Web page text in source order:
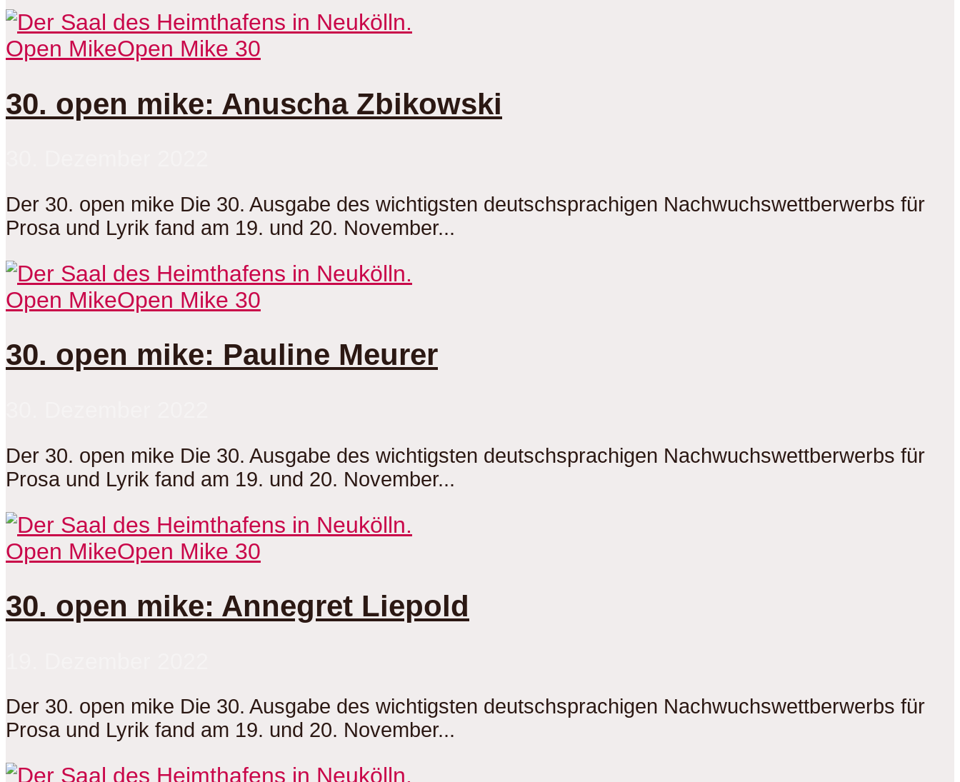
Open MikeOpen Mike 30
30. open mike: Anuscha Zbikowski
Der 30. open mike Die 30. Ausgabe des wichtigsten deutschsprachigen Nachwuchswettberwerbs für
Prosa und Lyrik fand am 19. und 20. November...
Open MikeOpen Mike 30
30. open mike: Pauline Meurer
Der 30. open mike Die 30. Ausgabe des wichtigsten deutschsprachigen Nachwuchswettberwerbs für
Prosa und Lyrik fand am 19. und 20. November...
Open MikeOpen Mike 30
30. open mike: Annegret Liepold
Der 30. open mike Die 30. Ausgabe des wichtigsten deutschsprachigen Nachwuchswettberwerbs für
Prosa und Lyrik fand am 19. und 20. November...